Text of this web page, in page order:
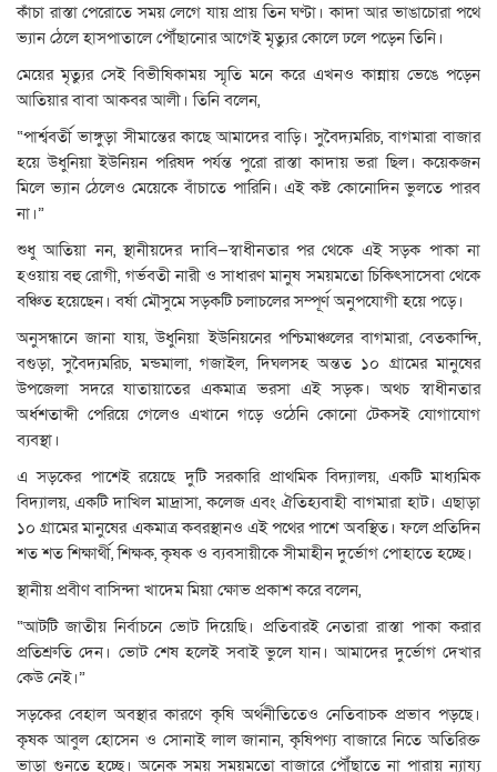
কাঁচা রাস্তা পেরোতে সময় লেগে যায় প্রায় তিন ঘণ্টা। কাদা আর ভাঙাচোরা পথে
ভ্যান ঠেলে হাসপাতালে পৌঁছানোর আগেই মৃত্যুর কোলে ঢলে পড়েন তিনি।
মেয়ের মৃত্যুর সেই বিভীষিকাময় স্মৃতি মনে করে এখনও কান্নায় ভেঙে পড়েন
আতিয়ার বাবা আকবর আলী। তিনি বলেন,
“পার্শ্ববর্তী ভাঙ্গুড়া সীমান্তের কাছে আমাদের বাড়ি। সুবৈদ্যমরিচ, বাগমারা বাজার
হয়ে উধুনিয়া ইউনিয়ন পরিষদ পর্যন্ত পুরো রাস্তা কাদায় ভরা ছিল। কয়েকজন
মিলে ভ্যান ঠেলেও মেয়েকে বাঁচাতে পারিনি। এই কষ্ট কোনোদিন ভুলতে পারব
না।”
শুধু আতিয়া নন, স্থানীয়দের দাবি—স্বাধীনতার পর থেকে এই সড়ক পাকা না
হওয়ায় বহু রোগী, গর্ভবতী নারী ও সাধারণ মানুষ সময়মতো চিকিৎসাসেবা থেকে
বঞ্চিত হয়েছেন। বর্ষা মৌসুমে সড়কটি চলাচলের সম্পূর্ণ অনুপযোগী হয়ে পড়ে।
অনুসন্ধানে জানা যায়, উধুনিয়া ইউনিয়নের পশ্চিমাঞ্চলের বাগমারা, বেতকান্দি,
বগুড়া, সুবৈদ্যমরিচ, মন্ডমালা, গজাইল, দিঘলসহ অন্তত ১০ গ্রামের মানুষের
উপজেলা সদরে যাতায়াতের একমাত্র ভরসা এই সড়ক। অথচ স্বাধীনতার
অর্ধশতাব্দী পেরিয়ে গেলেও এখানে গড়ে ওঠেনি কোনো টেকসই যোগাযোগ
ব্যবস্থা।
এ সড়কের পাশেই রয়েছে দুটি সরকারি প্রাথমিক বিদ্যালয়, একটি মাধ্যমিক
বিদ্যালয়, একটি দাখিল মাদ্রাসা, কলেজ এবং ঐতিহ্যবাহী বাগমারা হাট। এছাড়া
১০ গ্রামের মানুষের একমাত্র কবরস্থানও এই পথের পাশে অবস্থিত। ফলে প্রতিদিন
শত শত শিক্ষার্থী, শিক্ষক, কৃষক ও ব্যবসায়ীকে সীমাহীন দুর্ভোগ পোহাতে হচ্ছে।
স্থানীয় প্রবীণ বাসিন্দা খাদেম মিয়া ক্ষোভ প্রকাশ করে বলেন,
“আটটি জাতীয় নির্বাচনে ভোট দিয়েছি। প্রতিবারই নেতারা রাস্তা পাকা করার
প্রতিশ্রুতি দেন। ভোট শেষ হলেই সবাই ভুলে যান। আমাদের দুর্ভোগ দেখার
কেউ নেই।”
সড়কের বেহাল অবস্থার কারণে কৃষি অর্থনীতিতেও নেতিবাচক প্রভাব পড়ছে।
কৃষক আবুল হোসেন ও সোনাই লাল জানান, কৃষিপণ্য বাজারে নিতে অতিরিক্ত
ভাড়া গুনতে হচ্ছে। অনেক সময় সময়মতো বাজারে পৌঁছাতে না পারায় ন্যায্য